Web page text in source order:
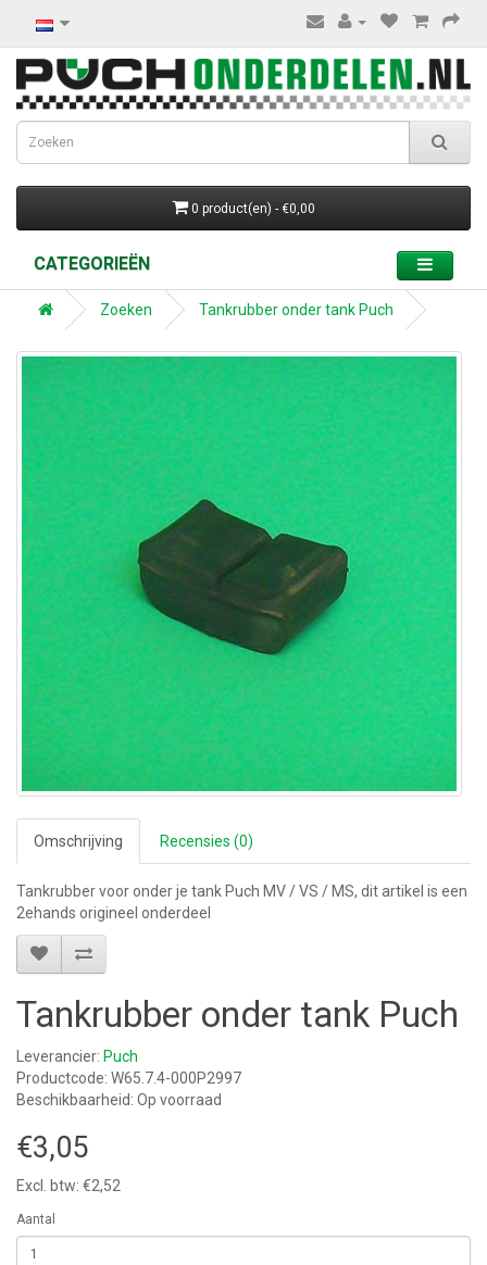
0 product(en) - €0,00
CATEGORIEËN
Zoeken Tankrubber onder tank Puch
Omschrijving Recensies (0)
Tankrubber voor onder je tank Puch MV / VS / MS, dit artikel is een
2ehands origineel onderdeel
Tankrubber onder tank Puch
Leverancier: Puch
Productcode: W65.7.4-000P2997
Beschikbaarheid: Op voorraad
€3,05
Excl. btw: €2,52
Aantal